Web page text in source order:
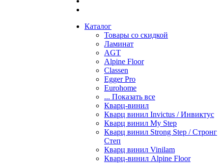
Каталог
Товары со скидкой
Ламинат
AGT
Alpine Floor
Classen
Egger Pro
Eurohome
... Показать все
Кварц-винил
Кварц винил Invictus / Инвиктус
Кварц винил My Step
Кварц винил Strong Step / Стронг
Степ
Кварц винил Vinilam
Кварц-винил Alpine Floor